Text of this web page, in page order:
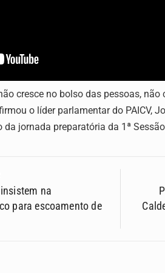
cresce no bolso das pessoas,
o líder parlamentar do PAICV,
jornada preparatória da 1ª
na
para escoamento de